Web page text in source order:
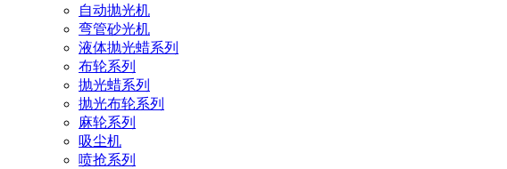
自动抛光机
弯管砂光机
液体抛光蜡系列
布轮系列
抛光蜡系列
抛光布轮系列
麻轮系列
吸尘机
喷抢系列